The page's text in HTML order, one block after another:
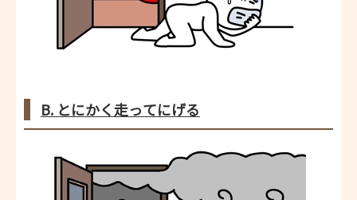
B. とにかく走ってにげる